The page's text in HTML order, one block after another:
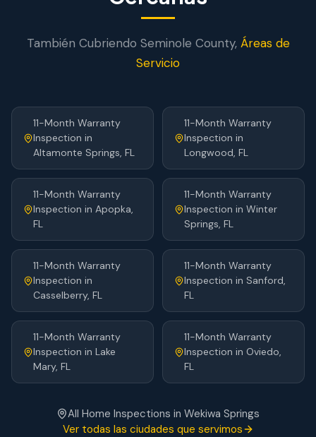
También Cubriendo Seminole County, Áreas de
Servicio
11-Month Warranty
Inspection in
Altamonte Springs, FL
11-Month Warranty
Inspection in
Longwood, FL
11-Month Warranty
Inspection in Apopka,
FL
11-Month Warranty
Inspection in Winter
Springs, FL
11-Month Warranty
Inspection in
Casselberry, FL
11-Month Warranty
Inspection in Sanford,
FL
11-Month Warranty
Inspection in Lake
Mary, FL
11-Month Warranty
Inspection in Oviedo,
FL
All Home Inspections in Wekiwa Springs
Ver todas las ciudades que servimos